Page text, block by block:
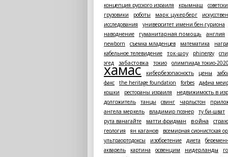
концепция русского израиля
крымнаш
грузовики
роботы марк цукерберг
исследования
университет имени бен-гуриона
наводнение
гуманитарная помощь англия
newborn
съемка младенцев математика
кабельное телевидение
ток-шоу phinergy
эгед забастовка токио олимпиада токио-2020
хамас кибербезопасность цены
факс
the heritage foundation forbes дафна
кошки
рестораны израиля недвижимость в
долгожитель
танцы свинг чарльстон
ангела меркель
владимир познер ту би-шват
рута ванагайте
матти фридман война
геология
ян каганов всемирная сионистская
ультраортодоксы
изобретение диета
акварель
картина освенцим нидерланды